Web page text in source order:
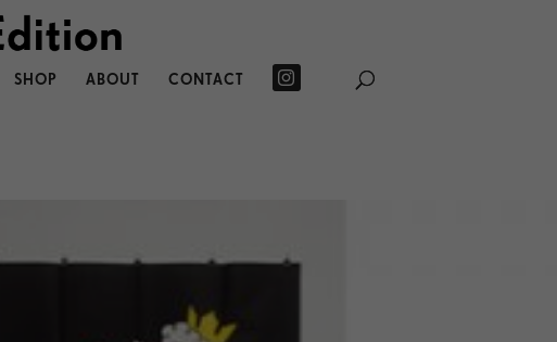
SHOP ABOUT CONTACT